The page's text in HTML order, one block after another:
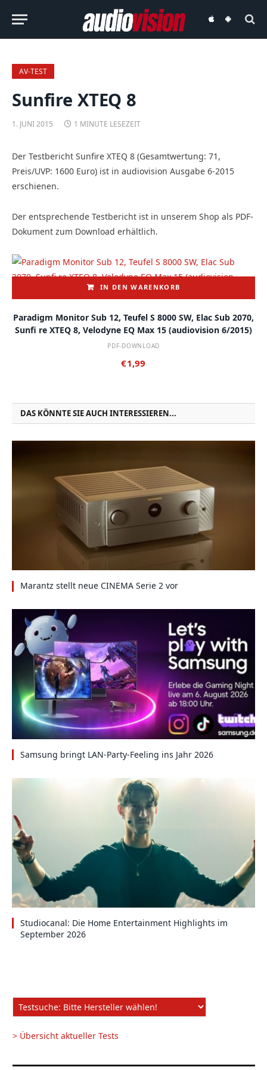
audiovisionaudiovision
AV-TEST
Sunfire XTEQ 8
1. JUNI 2015 1 MINUTE LESEZEIT
Der Testbericht Sunfire XTEQ 8 (Gesamtwertung: 71,
Preis/UVP: 1600 Euro) ist in audiovision Ausgabe 6-2015
erschienen.
Der entsprechende Testbericht ist in unserem Shop als PDF-
Dokument zum Download erhältlich.
IN DEN WARENKORB
Paradigm Monitor Sub 12, Teufel S 8000 SW, Elac Sub 2070,
Sunfi re XTEQ 8, Velodyne EQ Max 15 (audiovision 6/2015)
PDF-DOWNLOAD
€1,99
DAS KÖNNTE SIE AUCH INTERESSIEREN...
Marantz stellt neue CINEMA Serie 2 vor
Samsung bringt LAN-Party-Feeling ins Jahr 2026
Studiocanal: Die Home Entertainment Highlights im
September 2026
> Übersicht aktueller Tests